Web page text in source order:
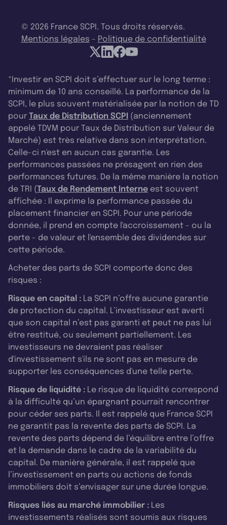
© 2026 France SCPI. Tous droits réservés.
Mentions légales - Politique de confidentialité
*Investir en SCPI doit s’effectuer sur le long terme :
minimum de 10 ans conseillé. La performance de la
SCPI, le plus souvent matérialisée par la notion de TD
pour Taux de Distribution SCPI (anciennement
appelé TDVM pour Taux de Distribution sur Valeur de
Marché) est très relative dans son interprétation.
Celle-ci n'est en aucun cas garantie. Les
performances passées ne présagent en rien des
performances futures. De la même manière la notion
de TRI (Taux de Rendement Interne est souvent
affichée : Il exprime la performance passée du
placement financier en SCPI. Pour une période
donnée, il prend en compte l'accroissement - ou la
perte - de valeur et l'ensemble des dividendes sur
cette période.
Acheter des parts de SCPI comporte donc des
risques :
Risque en capital : La SCPI n’offre aucune garantie
de protection du capital. L’investisseur est averti
que son capital n’est pas garanti et peut ne pas lui
être restitué, ou seulement partiellement. Les
investisseurs ne devraient pas réaliser
d'investissement s'ils ne sont pas en mesure de
supporter les conséquences d'une telle perte.
Risque de liquidité : Le risque de liquidité correspond
à la difficulté qu’un épargnant pourrait rencontrer
pour céder ses parts. Il est rappelé que France SCPI
ne garantit pas la revente des parts de SCPI. La
revente des parts dépend de l’équilibre entre l’offre
et la demande dans le cadre de la variabilité du
capital. De manière générale, il est rappelé que
l’investissement en parts ou actions de fonds
immobiliers doit s’envisager sur une durée longue.
Risques liés au marché immobilier : Les
investissements réalisés sont soumis aux risques